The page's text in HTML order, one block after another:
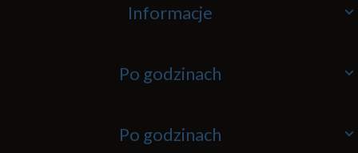
Informacje
Po godzinach
Po godzinach